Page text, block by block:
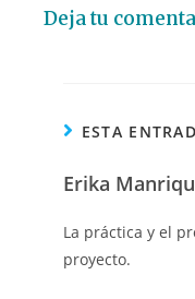
Deja tu
ESTA
Erika
La práctica y el
proyecto.